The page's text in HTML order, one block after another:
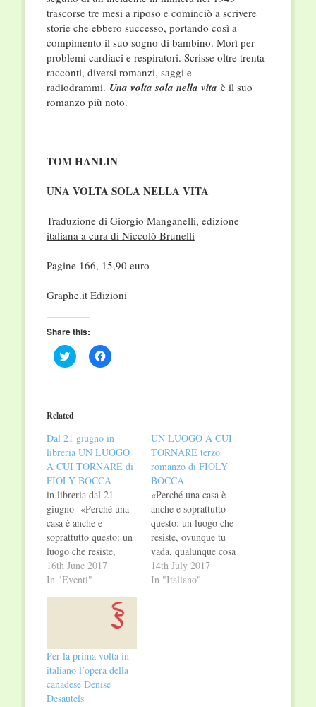
trascorse tre mesi a riposo e cominciò a scrivere
storie che ebbero successo, portando così a
compimento il suo sogno di bambino. Morì per
problemi cardiaci e respiratori. Scrisse oltre trenta
racconti, diversi romanzi, saggi e
radiodrammi. Una volta sola nella vita è il suo
romanzo più noto.
TOM HANLIN
UNA VOLTA SOLA NELLA VITA
Traduzione di Giorgio Manganelli, edizione
italiana a cura di Niccolò Brunelli
Pagine 166, 15,90 euro
Graphe.it Edizioni
Share this:
Click
to
(Opens
in
new
Click
to
Related
Dal 21 giugno in
libreria UN LUOGO
A CUI TORNARE di
FIOLY BOCCA
in libreria dal 21
giugno «Perché una
casa è anche e
soprattutto questo: un
luogo che resiste,
ovunque tu vada,
qualunque cosa tu
averne cento, o una
sola. Ma conta poco,
può combaciare col
mondo.» «Sempre
così, ogni volta la
stessa storia» pensa
16th June 2017
In "Eventi"
UN LUOGO A CUI
TORNARE terzo
romanzo di FIOLY
BOCCA
«Perché una casa è
anche e soprattutto
questo: un luogo che
resiste, ovunque tu
vada, qualunque cosa
tu faccia o diventi.
Puoi averne cento, o
14th July 2017
In "Italiano"
Per la prima volta in
italiano l’opera della
canadese Denise
Desautels